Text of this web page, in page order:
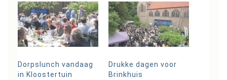
Dorpslunch vandaag
in Kloostertuin
Drukke dagen voor
Brinkhuis